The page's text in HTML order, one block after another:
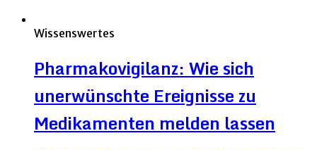
Wissenswertes
Pharmakovigilanz: Wie sich
unerwünschte Ereignisse zu
Medikamenten melden lassen